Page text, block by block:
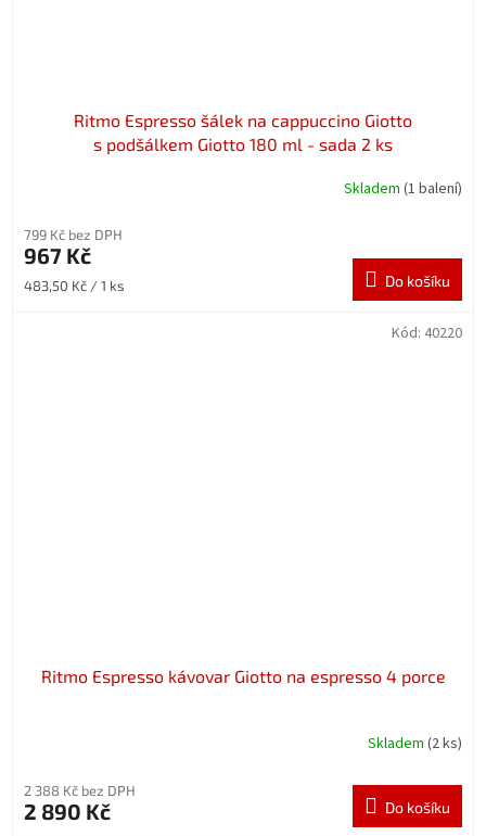
Ritmo Espresso šálek na cappuccino Giotto
s podšálkem Giotto 180 ml - sada 2 ks
Skladem (1 balení)
799 Kč bez DPH
967 Kč
Měrná
483,50 Kč / 1 ks Do košíku
Ritmo Espresso kávovar Giotto na espresso 4 porce
Skladem (2 ks)
2 388 Kč bez DPH
2 890 Kč Do košíku
Kód: 40220